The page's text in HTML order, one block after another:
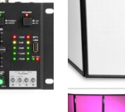
Toevoegen
aan
wenslijst